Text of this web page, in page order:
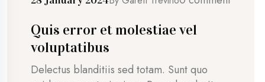
Quis error et molestiae vel
voluptatibus
Delectus blanditiis sed totam. Sunt quo